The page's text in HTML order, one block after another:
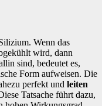
Wenn das
wird, dann
sind, bedeutet es,
Form aufweisen. Die
perfekt und leiten
Tatsache führt dazu,